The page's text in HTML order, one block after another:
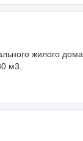
жилого дома.
м3.